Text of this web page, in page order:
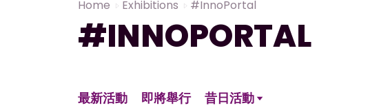
Home Exhibitions #InnoPortal
#INNOPORTAL
最新活動 即將舉行 昔日活動